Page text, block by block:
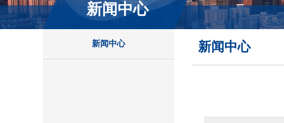
新闻中心
新闻中心 新闻中心